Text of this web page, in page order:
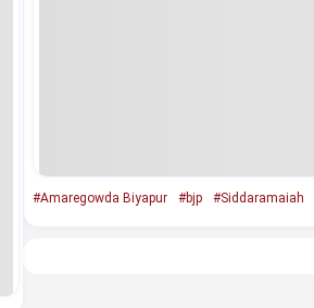
#Amaregowda Biyapur #bjp #Siddaramaiah